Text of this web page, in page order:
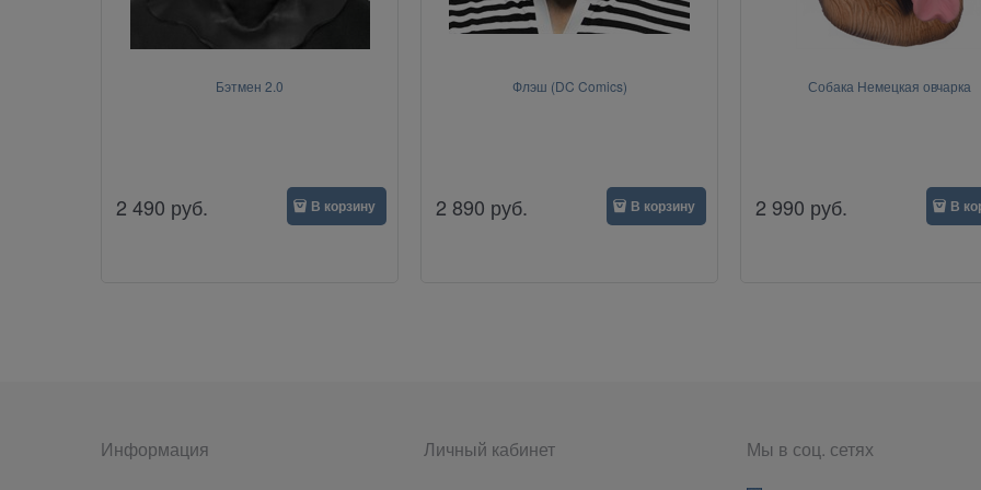
Бэтмен 2.0
2 490 руб. В корзину
Флэш (DC Comics)
2 890 руб. В корзину
Собака Немецкая овчарка
2 990 руб. В
Информация Личный кабинет Мы в соц. сетях